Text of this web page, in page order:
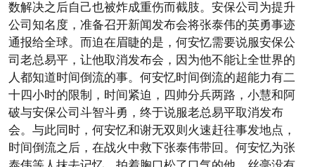
数解决之后自己也被炸成重伤而截肢。安保公司为提升
公司知名度，准备召开新闻发布会将张泰伟的英勇事迹
通报给全球。而迫在眉睫的是，何安忆需要说服安保公
司老总易平，让他取消发布会，因为他不能让全世界的
人都知道时间倒流的事。何安忆时间倒流的超能力有二
十四小时的限制，时间紧迫，四帅分兵两路，小慧和阿
破与安保公司斗智斗勇，终于说服老总易平取消发布
会。与此同时，何安忆和谢无双则火速赶往事发地点，
时间倒流之后，在战火中救下张泰伟带回。何安忆为张